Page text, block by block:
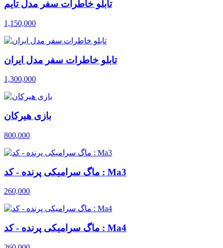
تابلو خاطرات سفر مدل تایم
1,150,000
تابلو خاطرات سفر مدل ایران
1,300,000
بازی هیرکان
800,000
ماگ سرامیکی پرنده - کد : Ma3
260,000
ماگ سرامیکی پرنده - کد : Ma4